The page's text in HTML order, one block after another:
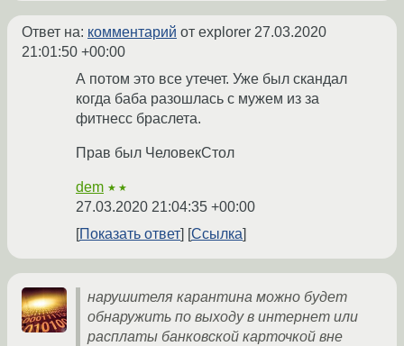
Ответ на: комментарий от explorer 27.03.2020
21:01:50 +00:00
А потом это все утечет. Уже был скандал
когда баба разошлась с мужем из за
фитнесс браслета.
Прав был ЧеловекСтол
dem ★★
27.03.2020 21:04:35 +00:00
Показать ответ
Ссылка
нарушителя карантина можно будет
обнаружить по выходу в интернет или
расплаты банковской карточкой вне